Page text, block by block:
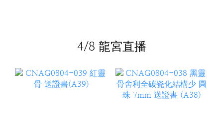
4/8 龍宮直播